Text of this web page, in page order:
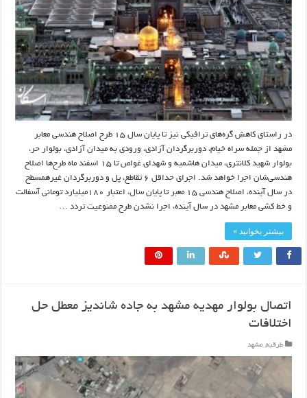
در راستای کاهش گره‌های ترافیکی نیز تا پایان سال ۱۵ طرح اصلاح هندسی معابر
مشهد از جمله سراه خیام، دوربرگردان آزادی، ورودی به میدان آزادی، بولوار حر،
بولوار شهید کلانتری، میدان هاشمیه و شهدای غواص تا ۱۵ اسفند ماه طرح‌ها اصلاح
هندسی‌شان اجرا خواهد شد. اجرای حداقل ۶ تقاطع، پل و دوربرگردان غیرهمسطح
در سال آینده، اصلاح هندسی ۱۵ معبر تا پایان سال، اعتبار ۱۸۰میلیارد تومانی آسفالت
و خط کشی معابر مشهد در سال آینده، اجرا نشدن طرح ممنوعیت تردد …
بیشتر بخوانید »
اتصال بولوار مهدیه مشهد به جاده شاندیز معطل حل
اختلافات
طرقبه, مشهد